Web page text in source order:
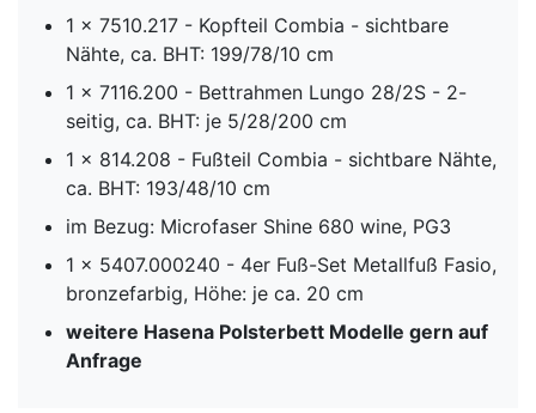
1 x 7510.217 - Kopfteil Combia - sichtbare
Nähte, ca. BHT: 199/78/10 cm
1 x 7116.200 - Bettrahmen Lungo 28/2S - 2-
seitig, ca. BHT: je 5/28/200 cm
1 x 814.208 - Fußteil Combia - sichtbare Nähte,
ca. BHT: 193/48/10 cm
im Bezug: Microfaser Shine 680 wine, PG3
1 x 5407.000240 - 4er Fuß-Set Metallfuß Fasio,
bronzefarbig, Höhe: je ca. 20 cm
weitere Hasena Polsterbett Modelle gern auf
Anfrage